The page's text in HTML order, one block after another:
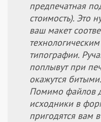
предпечатная
стоимость). Это
ваш макет
типографии.
поплывут при
окажутся битыми.
Помимо файлов
исходники в
пригодятся вам